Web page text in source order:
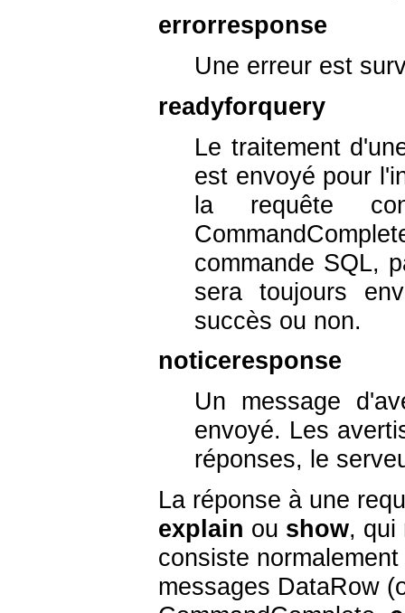
errorresponse
Une erreur est
readyforquery
Le traitement
est envoyé pour
la requête
commande SQL,
sera toujours
succès ou non.
noticeresponse
Un message
envoyé. Les
réponses, le
La réponse à une
explain ou show, qui
consiste
messages DataRow